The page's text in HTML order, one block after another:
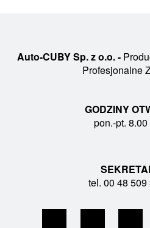
Auto-CUBY Sp. z o.o. -
Profesjonalne
GODZINY
pon.-pt.
tel. 00 48